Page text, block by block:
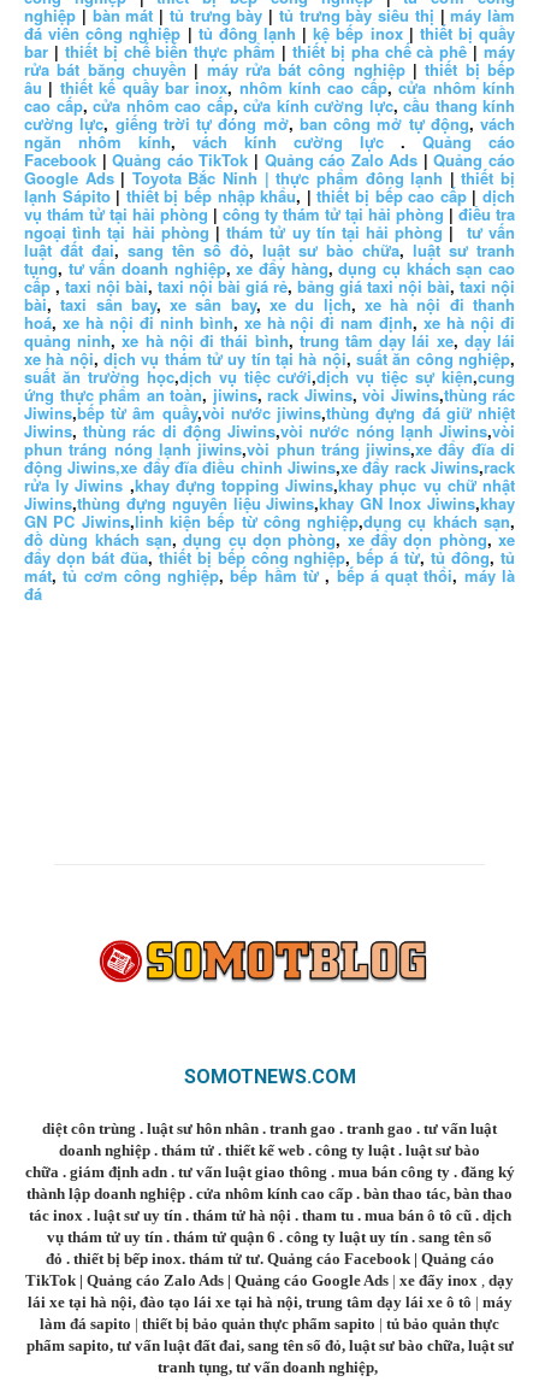
nghiệp |bàn mát | tủ trưng bày | tủ trưng bày siêu thị |máy làm
đá viên công nghiệp | tủ đông lạnh |kệ bếp inox| thiết bị quầy
bar | thiết bị chế biến thực phẩm | thiết bị pha chế cà phê| máy
rửa bát băng chuyền | máy rửa bát công nghiệp|thiết bị bếp
âu | thiết kế quầy bar inox, nhôm kính cao cấp,cửa nhôm kính
cao cấp, cửa nhôm cao cấp, cửa kính cường lực, cầu thang kính
cường lực, giếng trời tự đóng mở, ban công mở tự động, vách
ngăn nhôm kính, vách kính cường lực .Quảng cáo
Facebook |Quảng cáo TikTok | Quảng cáo Zalo Ads |Quảng cáo
Google Ads| Toyota Bắc Ninh | thực phẩm đông lạnh |thiết bị
lạnh Sápito |thiết bị bếp nhập khẩu, |thiết bị bếp cao cấp|dịch
vụ thám tử tại hải phòng | công ty thám tử tại hải phòng |điều tra
ngoại tình tại hải phòng |thám tử uy tín tại hải phòng | tư vấn
luật đất đai, sang tên sổ đỏ, luật sư bào chữa, luật sư tranh
tụng, tư vấn doanh nghiệp,xe đẩy hàng,dụng cụ khách sạn cao
cấp, taxi nội bài, taxi nội bài giá rẻ, bảng giá taxi nội bài, taxi nội
bài,taxi sân bay,xe sân bay,xe du lịch, xe hà nội đi thanh
hoá, xe hà nội đi ninh bình, xe hà nội đi nam định,xe hà nội đi
quảng ninh,xe hà nội đi thái bình, trung tâm dạy lái xe, dạy lái
xe hà nội,dịch vụ thám tử uy tín tại hà nội,suất ăn công nghiệp,
suất ăn trường học,dịch vụ tiệc cưới,dịch vụ tiệc sự kiện,cung
ứng thực phẩm an toàn, jiwins, rack Jiwins, vòi Jiwins,thùng rác
Jiwins,bếp từ âm quầy,vòi nước jiwins,thùng đựng đá giữ nhiệt
Jiwins,thùng rác di động Jiwins,vòi nước nóng lạnh Jiwins,vòi
phun tráng nóng lạnh jiwins,vòi phun tráng jiwins,xe đẩy đĩa di
động Jiwins,xe đẩy đĩa điều chỉnh Jiwins,xe đẩy rack Jiwins,rack
rửa ly Jiwins ,khay đựng topping Jiwins,khay phục vụ chữ nhật
Jiwins,thùng đựng nguyên liệu Jiwins,khay GN Inox Jiwins,khay
GN PC Jiwins,linh kiện bếp từ công nghiệp,dụng cụ khách sạn,
đồ dùng khách sạn,dụng cụ dọn phòng,xe đẩy dọn phòng,xe
đẩy dọn bát đũa,thiết bị bếp công nghiệp,bếp á từ,tủ đông,tủ
mát,tủ cơm công nghiệp,bếp hầm từ ,bếp á quạt thổi, máy là
đá
SOMOTNEWS.COM
diệt côn trùng . luật sư hôn nhân . tranh gao . tranh gao . tư vấn luật
doanh nghiệp . thám tử . thiết kế web . công ty luật . luật sư bào
chữa . giám định adn. tư vấn luật giao thông . mua bán công ty. đăng ký
thành lập doanh nghiệp . cửa nhôm kính cao cấp . bàn thao tác, bàn thao
tác inox . luật sư uy tín. thám tử hà nội . tham tu. mua bán ô tô cũ. dịch
vụ thám tử uy tín . thám tử quận 6 . công ty luật uy tín . sang tên sổ
đỏ . thiết bị bếp inox. thám tử tư. Quảng cáo Facebook| Quảng cáo
TikTok | Quảng cáo Zalo Ads | Quảng cáo Google Ads | xe đẩy inox
dạy
lái xe tại hà nội, đào tạo lái xe tại hà nội, trung tâm dạy lái xe ô tô | máy
làm đá sapito | thiết bị bảo quản thực phẩm sapito | tủ bảo quản thực
phẩm sapito, tư vấn luật đất đai, sang tên sổ đỏ, luật sư bào chữa, luật sư
tranh tụng, tư vấn doanh nghiệp,